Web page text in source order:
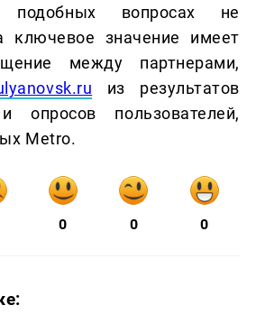
вопросах не
ключевое значение имеет
между партнерами,
из результатов
опросов пользователей,
Metro.
0 0 0